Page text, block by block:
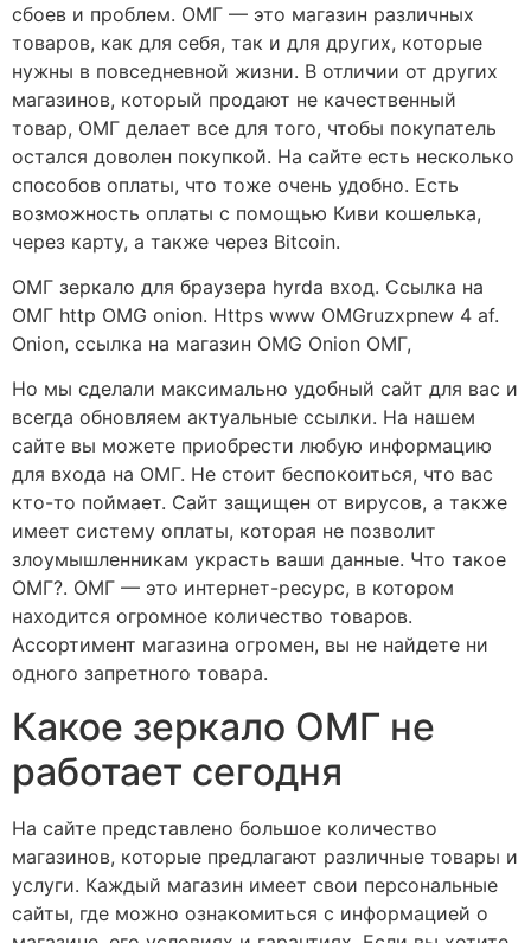
сбоев и проблем. ОМГ — это магазин различных
товаров, как для себя, так и для других, которые
нужны в повседневной жизни. В отличии от других
магазинов, который продают не качественный
товар, ОМГ делает все для того, чтобы покупатель
остался доволен покупкой. На сайте есть несколько
способов оплаты, что тоже очень удобно. Есть
возможность оплаты с помощью Киви кошелька,
через карту, а также через Bitcoin.
ОМГ зеркало для браузера hyrda вход. Ссылка на
ОМГ http OMG onion. Https www OMGruzxpnew 4 af.
Onion, ссылка на магазин OMG Onion ОМГ,
Но мы сделали максимально удобный сайт для вас и
всегда обновляем актуальные ссылки. На нашем
сайте вы можете приобрести любую информацию
для входа на ОМГ. Не стоит беспокоиться, что вас
кто-то поймает. Сайт защищен от вирусов, а также
имеет систему оплаты, которая не позволит
злоумышленникам украсть ваши данные. Что такое
ОМГ?. ОМГ — это интернет-ресурс, в котором
находится огромное количество товаров.
Ассортимент магазина огромен, вы не найдете ни
одного запретного товара.
Какое зеркало ОМГ не
работает сегодня
На сайте представлено большое количество
магазинов, которые предлагают различные товары и
услуги. Каждый магазин имеет свои персональные
сайты, где можно ознакомиться с информацией о